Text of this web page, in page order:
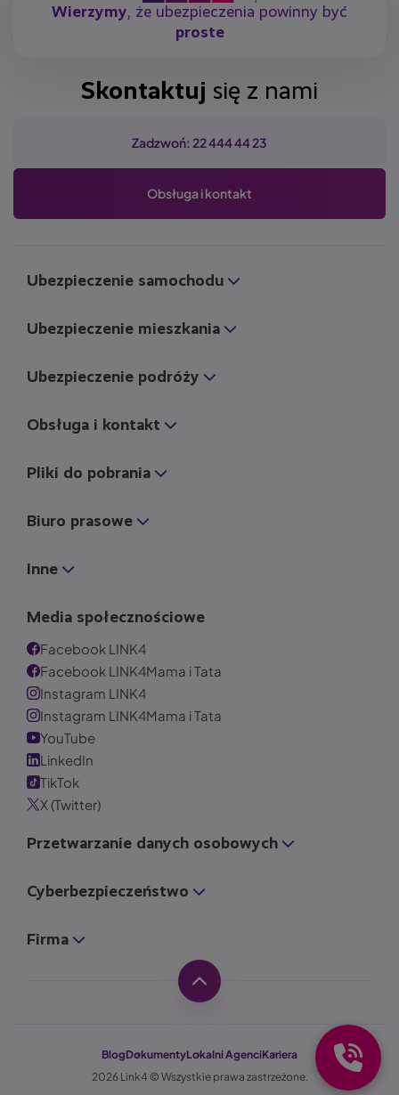
Wierzymy, że ubezpieczenia powinny być
proste
Skontaktuj się z nami
Zadzwoń: 22 444 44 23
Obsługa i kontakt
Ubezpieczenie samochodu
Ubezpieczenie mieszkania
Ubezpieczenie podróży
Obsługa i kontakt
Pliki do pobrania
Biuro prasowe
Inne
Media społecznościowe
Facebook LINK4
Facebook LINK4Mama i Tata
Instagram LINK4
Instagram LINK4Mama i Tata
YouTube
LinkedIn
TikTok
X (Twitter)
Przetwarzanie danych osobowych
Cyberbezpieczeństwo
Firma
2026 Link4 © Wszystkie prawa zastrzeżone.
BlogDokumentyLokalni AgenciKariera